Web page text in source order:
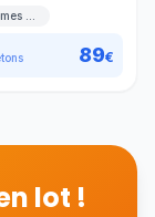
89€
lot !